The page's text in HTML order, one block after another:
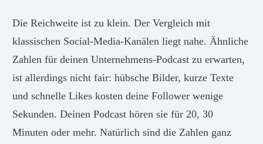
Die Reichweite ist zu klein. Der Vergleich mit
klassischen Social-Media-Kanälen liegt nahe. Ähnliche
Zahlen für deinen Unternehmens-Podcast zu erwarten,
ist allerdings nicht fair: hübsche Bilder, kurze Texte
und schnelle Likes kosten deine Follower wenige
Sekunden. Deinen Podcast hören sie für 20, 30
Minuten oder mehr. Natürlich sind die Zahlen ganz